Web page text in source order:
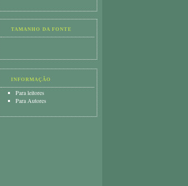
TAMANHO DA FONTE
INFORMAÇÃO
Para leitores
Para Autores